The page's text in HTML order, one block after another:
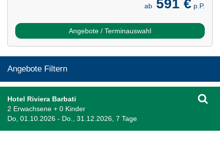
ab 591 € p.P.
Angebote / Terminauswahl
Angebote Filtern
Hotel Riviera Barbati
2 Erwachsene + 0 Kinder
Do, 01.10.2026 - Do., 31.12.2026, 7 Tage